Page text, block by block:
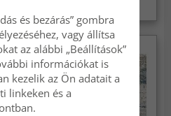
és bezárás” gombra
vagy állítsa
az alábbi „Beállítások”
információkat is
kezelik az Ön adatait a
linkeken és a